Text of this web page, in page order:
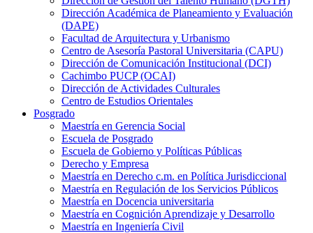
Dirección Académica de Planeamiento y Evaluación
(DAPE)
Facultad de Arquitectura y Urbanismo
Centro de Asesoría Pastoral Universitaria (CAPU)
Dirección de Comunicación Institucional (DCI)
Cachimbo PUCP (OCAI)
Dirección de Actividades Culturales
Centro de Estudios Orientales
Posgrado
Maestría en Gerencia Social
Escuela de Posgrado
Escuela de Gobierno y Políticas Públicas
Derecho y Empresa
Maestría en Derecho c.m. en Política Jurisdiccional
Maestría en Regulación de los Servicios Públicos
Maestría en Docencia universitaria
Maestría en Cognición Aprendizaje y Desarrollo
Maestría en Ingeniería Civil